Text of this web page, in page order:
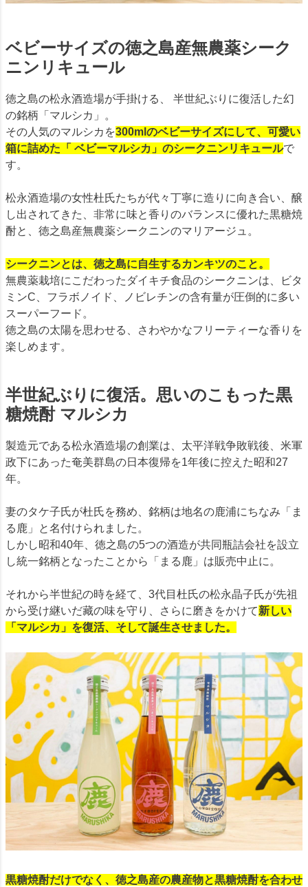
ベビーサイズの徳之島産無農薬シーク
ニンリキュール
徳之島の松永酒造場が手掛ける、 半世紀ぶりに復活した幻
の銘柄「マルシカ」。
その人気のマルシカを300mlのベビーサイズにして、可愛い
箱に詰めた「 ベビーマルシカ」のシークニンリキュールで
す。
松永酒造場の女性杜氏たちが代々丁寧に造りに向き合い、醸
し出されてきた、非常に味と香りのバランスに優れた黒糖焼
酎と、徳之島産無農薬シークニンのマリアージュ。
シークニンとは、徳之島に自生するカンキツのこと。
無農薬栽培にこだわったダイキチ食品のシークニンは、ビタ
ミンC、フラボノイド、ノビレチンの含有量が圧倒的に多い
スーパーフード。
徳之島の太陽を思わせる、さわやかなフリーティーな香りを
楽しめます。
半世紀ぶりに復活。思いのこもった黒
糖焼酎 マルシカ
製造元である松永酒造場の創業は、太平洋戦争敗戦後、米軍
政下にあった奄美群島の日本復帰を1年後に控えた昭和27
年。
妻のタケ子氏が杜氏を務め、銘柄は地名の鹿浦にちなみ「ま
る鹿」と名付けられました。
しかし昭和40年、徳之島の5つの酒造が共同瓶詰会社を設立
し統一銘柄となったことから「まる鹿」は販売中止に。
それから半世紀の時を経て、3代目杜氏の松永晶子氏が先祖
から受け継いだ藏の味を守り、さらに磨きをかけて新しい
「マルシカ」を復活、そして誕生させました。
黒糖焼酎だけでなく、徳之島産の農産物と黒糖焼酎を合わせ